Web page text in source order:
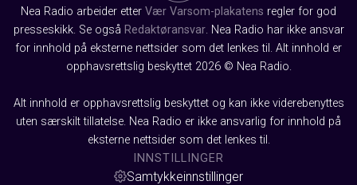
Nea Radio arbeider etter Vær Varsom-plakatens regler for god
presseskikk. Se også Redaktøransvar. Nea Radio har ikke ansvar
for innhold på eksterne nettsider som det lenkes til. Alt innhold er
opphavsrettslig beskyttet 2026 © Nea Radio.
Alt innhold er opphavsrettslig beskyttet og kan ikke viderebenyttes
uten særskilt tillatelse. Nea Radio er ikke ansvarlig for innhold på
eksterne nettsider som det lenkes til.
INNSTILLINGER
Samtykkeinnstillinger